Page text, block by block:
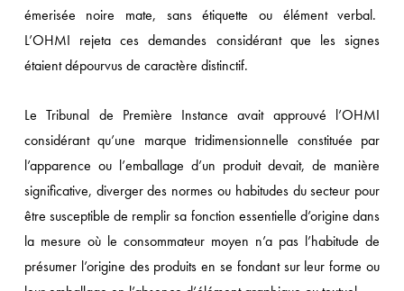
émerisée noire mate, sans étiquette ou élément verbal.
L’OHMI rejeta ces demandes considérant que les signes
étaient dépourvus de caractère distinctif.
Le Tribunal de Première Instance avait approuvé l’OHMI
considérant qu’une marque tridimensionnelle constituée par
l’apparence ou l’emballage d’un produit devait, de manière
significative, diverger des normes ou habitudes du secteur pour
être susceptible de remplir sa fonction essentielle d’origine dans
la mesure où le consommateur moyen n’a pas l’habitude de
présumer l’origine des produits en se fondant sur leur forme ou